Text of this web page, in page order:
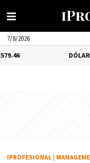
7/8/2026
1.02%
IPROFESIONAL